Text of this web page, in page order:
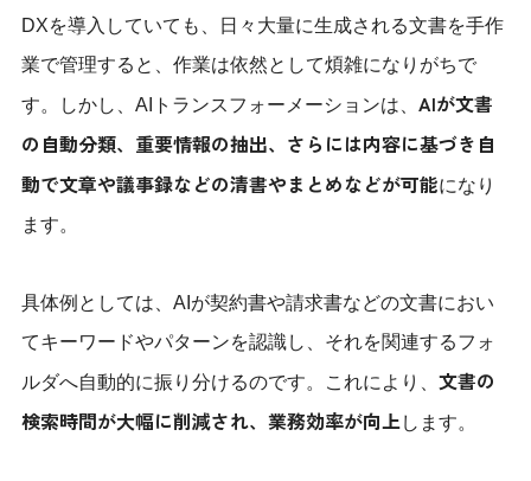
DXを導入していても、日々大量に生成される文書を手作
業で管理すると、作業は依然として煩雑になりがちで
す。しかし、AIトランスフォーメーションは、 AIが文書
の自動分類、重要情報の抽出、さらには内容に基づき自
動で文章や議事録などの清書やまとめなどが可能になり
ます。
具体例としては、AIが契約書や請求書などの文書におい
てキーワードやパターンを認識し、それを関連するフォ
ルダへ自動的に振り分けるのです。これにより、 文書の
検索時間が大幅に削減され、業務効率が向上します。